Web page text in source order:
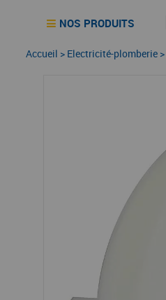
NOS PRODUITS
Accueil > Electricité-plomberie >